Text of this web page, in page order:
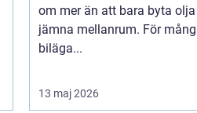
om mer än att bara byta
jämna mellanrum. För
biläga...
13 maj 2026